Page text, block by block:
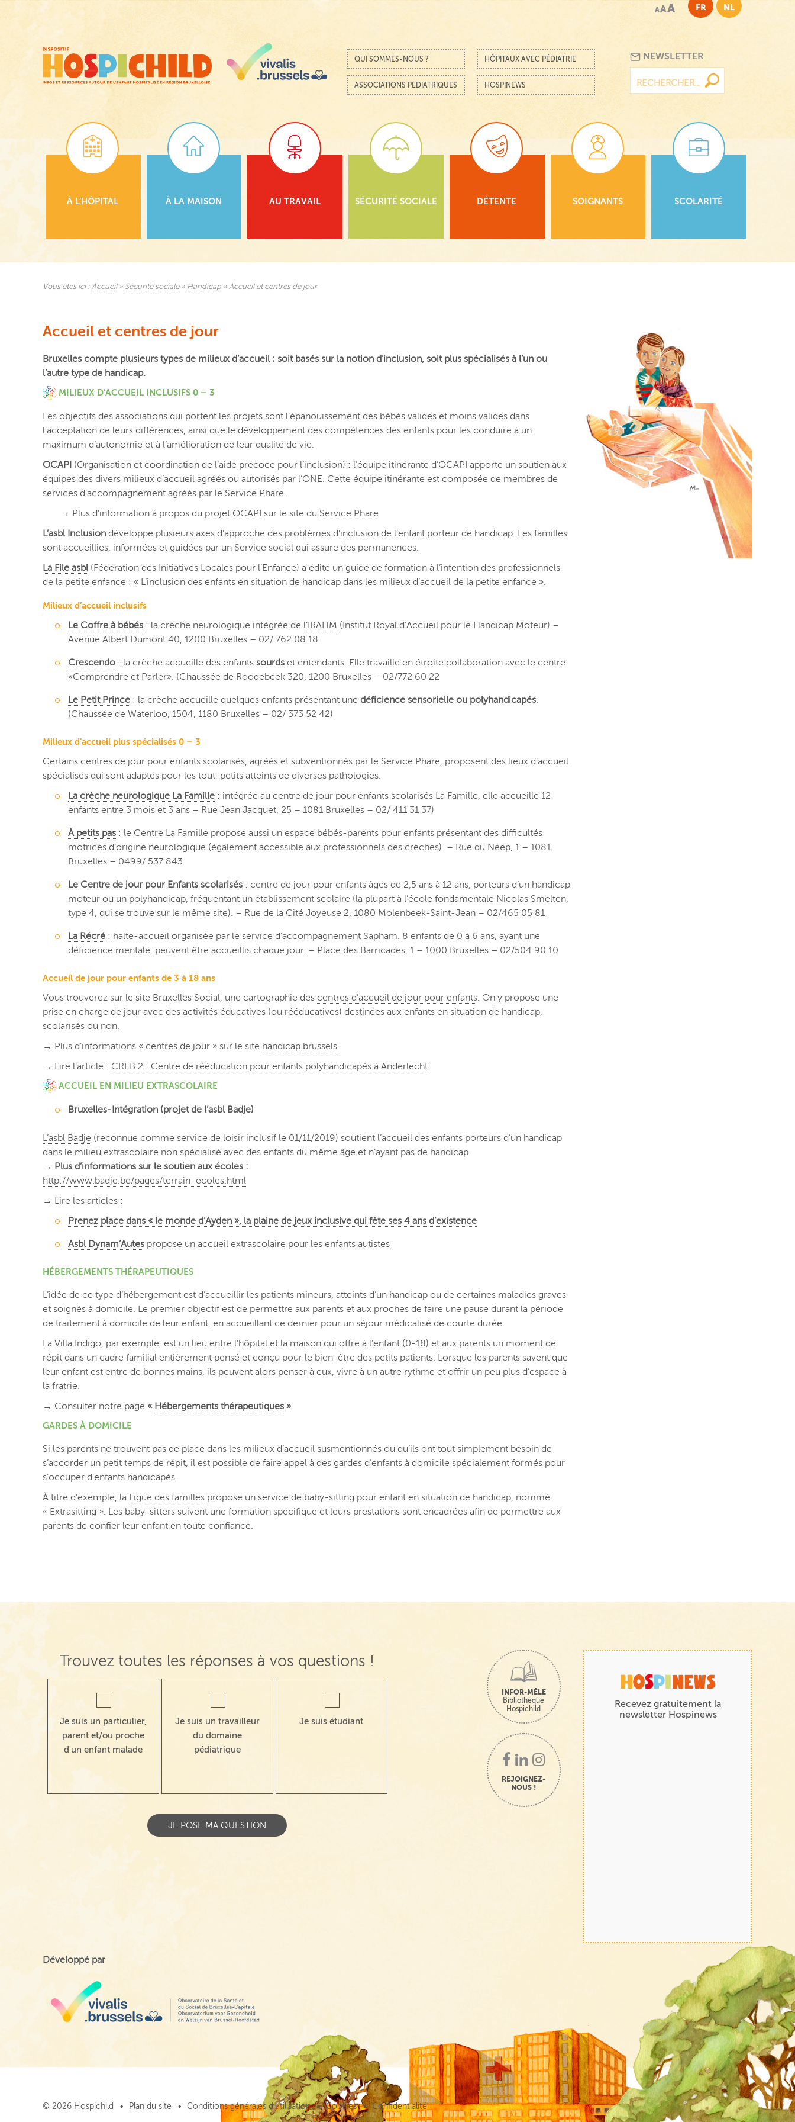
principal
AAA FR NL
Menu
Passer au contenu
QUI SOMMES-NOUS ? HÔPITAUX AVEC PÉDIATRIE
ASSOCIATIONS PÉDIATRIQUES HOSPINEWS
NEWSLETTER
À L’HÔPITAL À LA MAISON AU TRAVAIL SÉCURITÉ SOCIALE DÉTENTE SOIGNANTS SCOLARITÉ
Vous êtes ici : Accueil» Sécurité sociale» Handicap » Accueil et centres de jour
Accueil et centres de jour
Bruxelles compte plusieurs types de milieux d’accueil ; soit basés sur la notion d’inclusion, soit plus spécialisés à l’un ou
l’autre type de handicap.
MILIEUX D’ACCUEIL INCLUSIFS 0 – 3
Les objectifs des associations qui portent les projets sont l’épanouissement des bébés valides et moins valides dans
l’acceptation de leurs différences, ainsi que le développement des compétences des enfants pour les conduire à un
maximum d’autonomie et à l’amélioration de leur qualité de vie.
OCAPI (Organisation et coordination de l’aide précoce pour l’inclusion) : l’équipe itinérante d’OCAPI apporte un soutien aux
équipes des divers milieux d’accueil agréés ou autorisés par l’ONE. Cette équipe itinérante est composée de membres de
services d’accompagnement agréés par le Service Phare.
→ Plus d’information à propos du projet OCAPI sur le site du Service Phare
L’asbl Inclusion développe plusieurs axes d’approche des problèmes d’inclusion de l’enfant porteur de handicap. Les familles
sont accueillies, informées et guidées par un Service social qui assure des permanences.
La File asbl (Fédération des Initiatives Locales pour l’Enfance) a édité un guide de formation à l’intention des professionnels
de la petite enfance : « L’inclusion des enfants en situation de handicap dans les milieux d’accueil de la petite enfance ».
Milieux d’accueil inclusifs
Le Coffre à bébés : la crèche neurologique intégrée de l’IRAHM (Institut Royal d’Accueil pour le Handicap Moteur) –
Avenue Albert Dumont 40, 1200 Bruxelles – 02/ 762 08 18
Crescendo : la crèche accueille des enfants sourds et entendants. Elle travaille en étroite collaboration avec le centre
«Comprendre et Parler». (Chaussée de Roodebeek 320, 1200 Bruxelles – 02/772 60 22
Le Petit Prince : la crèche accueille quelques enfants présentant une déficience sensorielle ou polyhandicapés.
(Chaussée de Waterloo, 1504, 1180 Bruxelles – 02/ 373 52 42)
Milieux d’accueil plus spécialisés 0 – 3
Certains centres de jour pour enfants scolarisés, agréés et subventionnés par le Service Phare, proposent des lieux d’accueil
spécialisés qui sont adaptés pour les tout-petits atteints de diverses pathologies.
La crèche neurologique La Famille : intégrée au centre de jour pour enfants scolarisés La Famille, elle accueille 12
enfants entre 3 mois et 3 ans – Rue Jean Jacquet, 25 – 1081 Bruxelles – 02/ 411 31 37)
À petits pas : le Centre La Famille propose aussi un espace bébés-parents pour enfants présentant des difficultés
motrices d’origine neurologique (également accessible aux professionnels des crèches). – Rue du Neep, 1 – 1081
Bruxelles – 0499/ 537 843
Le Centre de jour pour Enfants scolarisés : centre de jour pour enfants âgés de 2,5 ans à 12 ans, porteurs d’un handicap
moteur ou un polyhandicap, fréquentant un établissement scolaire (la plupart à l’école fondamentale Nicolas Smelten,
type 4, qui se trouve sur le même site). – Rue de la Cité Joyeuse 2, 1080 Molenbeek-Saint-Jean – 02/465 05 81
La Récré : halte-accueil organisée par le service d’accompagnement Sapham. 8 enfants de 0 à 6 ans, ayant une
déficience mentale, peuvent être accueillis chaque jour. – Place des Barricades, 1 – 1000 Bruxelles – 02/504 90 10
Accueil de jour pour enfants de 3 à 18 ans
Vous trouverez sur le site Bruxelles Social, une cartographie des centres d’accueil de jour pour enfants. On y propose une
prise en charge de jour avec des activités éducatives (ou rééducatives) destinées aux enfants en situation de handicap,
scolarisés ou non.
→ Plus d’informations « centres de jour » sur le site handicap.brussels
→ Lire l’article : CREB 2 : Centre de rééducation pour enfants polyhandicapés à Anderlecht
ACCUEIL EN MILIEU EXTRASCOLAIRE
Bruxelles-Intégration (projet de l’asbl Badje)
L’asbl Badje (reconnue comme service de loisir inclusif le 01/11/2019) soutient l’accueil des enfants porteurs d’un handicap
dans le milieu extrascolaire non spécialisé avec des enfants du même âge et n’ayant pas de handicap.
→ Plus d’informations sur le soutien aux écoles :
http://www.badje.be/pages/terrain_ecoles.html
→ Lire les articles :
Prenez place dans « le monde d’Ayden », la plaine de jeux inclusive qui fête ses 4 ans d’existence
Asbl Dynam’Autes propose un accueil extrascolaire pour les enfants autistes
HÉBERGEMENTS THÉRAPEUTIQUES
L’idée de ce type d’hébergement est d’accueillir les patients mineurs, atteints d’un handicap ou de certaines maladies graves
et soignés à domicile. Le premier objectif est de permettre aux parents et aux proches de faire une pause durant la période
de traitement à domicile de leur enfant, en accueillant ce dernier pour un séjour médicalisé de courte durée.
La Villa Indigo, par exemple, est un lieu entre l’hôpital et la maison qui offre à l’enfant (0-18) et aux parents un moment de
répit dans un cadre familial entièrement pensé et conçu pour le bien-être des petits patients. Lorsque les parents savent que
leur enfant est entre de bonnes mains, ils peuvent alors penser à eux, vivre à un autre rythme et offrir un peu plus d’espace à
la fratrie.
→ Consulter notre page « Hébergements thérapeutiques »
GARDES À DOMICILE
Si les parents ne trouvent pas de place dans les milieux d’accueil susmentionnés ou qu’ils ont tout simplement besoin de
s’accorder un petit temps de répit, il est possible de faire appel à des gardes d’enfants à domicile spécialement formés pour
s’occuper d’enfants handicapés.
À titre d’exemple, la Ligue des familles propose un service de baby-sitting pour enfant en situation de handicap, nommé
« Extrasitting ». Les baby-sitters suivent une formation spécifique et leurs prestations sont encadrées afin de permettre aux
parents de confier leur enfant en toute confiance.
Trouvez toutes les réponses à vos questions !
Je suis un particulier,
parent et/ou proche
d'un enfant malade
Je suis un travailleur
du domaine
pédiatrique
Je suis étudiant
INFOR-MÊLE
Bibliothèque
Hospichild
REJOIGNEZ-
NOUS !
Recevez gratuitement la
newsletter Hospinews
Développé par
© 2026 Hospichild Plan du site Conditions générales d’utilisation Cookies Confidentialité